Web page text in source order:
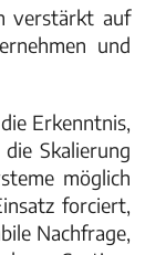
verstärkt auf
und
Erkenntnis,
Skalierung
möglich
forciert,
Nachfrage,